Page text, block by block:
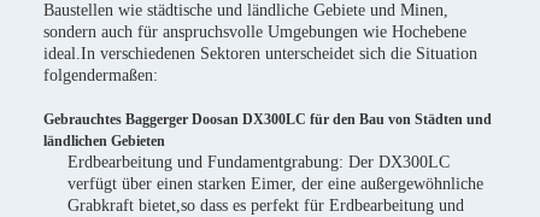
Baustellen wie städtische und ländliche Gebiete und Minen,
sondern auch für anspruchsvolle Umgebungen wie Hochebene
ideal.In verschiedenen Sektoren unterscheidet sich die Situation
folgendermaßen:
Gebrauchtes Baggerger Doosan DX300LC für den Bau von Städten und
ländlichen Gebieten
Erdbearbeitung und Fundamentgrabung: Der DX300LC
verfügt über einen starken Eimer, der eine außergewöhnliche
Grabkraft bietet,so dass es perfekt für Erdbearbeitung und